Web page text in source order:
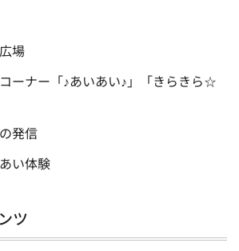
場
ーナー「♪あいあい♪」「きらきら☆
発信
い体験
ツ